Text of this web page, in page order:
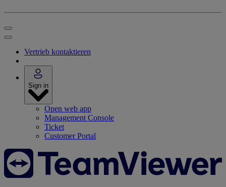
Vertrieb kontaktieren
Sign in
Open web app
Management Console
Ticket
Customer Portal